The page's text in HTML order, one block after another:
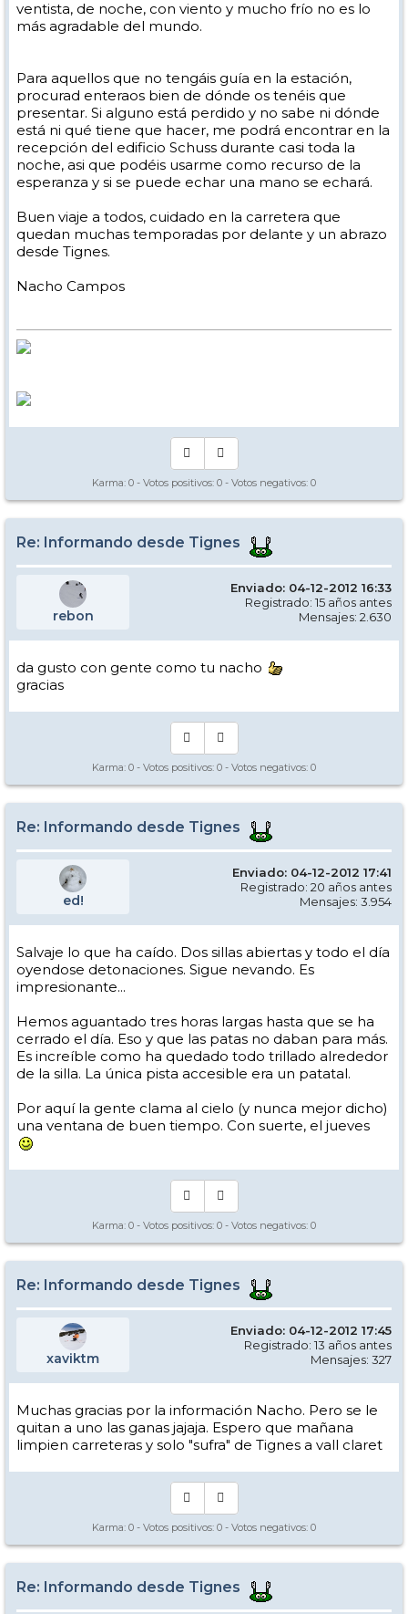
ventista, de noche, con viento y mucho frío no es lo
más agradable del mundo.
Para aquellos que no tengáis guía en la estación,
procurad enteraos bien de dónde os tenéis que
presentar. Si alguno está perdido y no sabe ni dónde
está ni qué tiene que hacer, me podrá encontrar en la
recepción del edificio Schuss durante casi toda la
noche, asi que podéis usarme como recurso de la
esperanza y si se puede echar una mano se echará.
Buen viaje a todos, cuidado en la carretera que
quedan muchas temporadas por delante y un abrazo
desde Tignes.
Nacho Campos
Karma: 0 - Votos positivos: 0 - Votos negativos: 0
Re: Informando desde Tignes
rebon
Enviado: 04-12-2012 16:33
Registrado: 15 años antes
Mensajes: 2.630
da gusto con gente como tu nacho
gracias
Karma: 0 - Votos positivos: 0 - Votos negativos: 0
Re: Informando desde Tignes
ed!
Enviado: 04-12-2012 17:41
Registrado: 20 años antes
Mensajes: 3.954
Salvaje lo que ha caído. Dos sillas abiertas y todo el día
oyendose detonaciones. Sigue nevando. Es
impresionante...
Hemos aguantado tres horas largas hasta que se ha
cerrado el día. Eso y que las patas no daban para más.
Es increíble como ha quedado todo trillado alrededor
de la silla. La única pista accesible era un patatal.
Por aquí la gente clama al cielo (y nunca mejor dicho)
una ventana de buen tiempo. Con suerte, el jueves
Karma: 0 - Votos positivos: 0 - Votos negativos: 0
Re: Informando desde Tignes
xaviktm
Enviado: 04-12-2012 17:45
Registrado: 13 años antes
Mensajes: 327
Muchas gracias por la información Nacho. Pero se le
quitan a uno las ganas jajaja. Espero que mañana
limpien carreteras y solo "sufra" de Tignes a vall claret
Karma: 0 - Votos positivos: 0 - Votos negativos: 0
Re: Informando desde Tignes